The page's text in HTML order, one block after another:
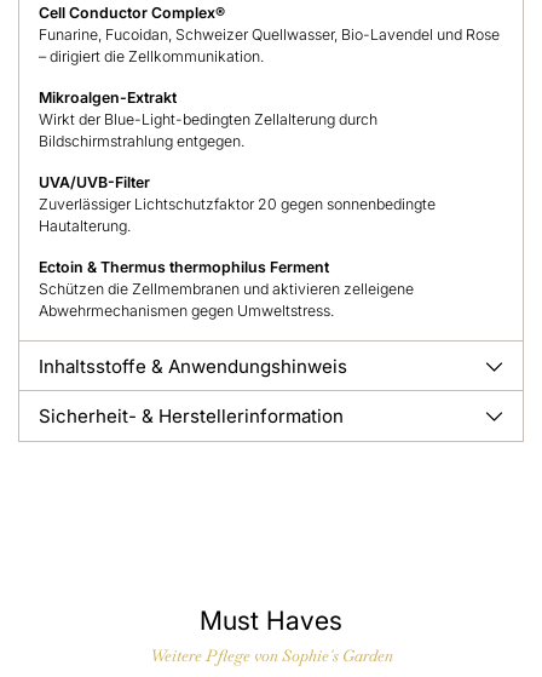
Cell Conductor Complex®
Funarine, Fucoidan, Schweizer Quellwasser, Bio-Lavendel und Rose
– dirigiert die Zellkommunikation.
Mikroalgen-Extrakt
Wirkt der Blue-Light-bedingten Zellalterung durch
Bildschirmstrahlung entgegen.
UVA/UVB-Filter
Zuverlässiger Lichtschutzfaktor 20 gegen sonnenbedingte
Hautalterung.
Ectoin & Thermus thermophilus Ferment
Schützen die Zellmembranen und aktivieren zelleigene
Abwehrmechanismen gegen Umweltstress.
Inhaltsstoffe & Anwendungshinweis
Sicherheit- & Herstellerinformation
Must Haves
Weitere Pflege von Sophie´s Garden